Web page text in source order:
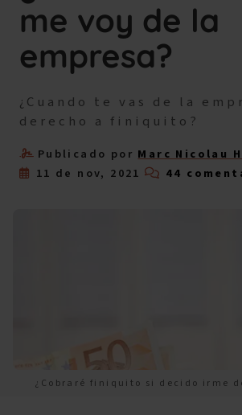
me voy de la
empresa?
¿Cuando te vas de la
derecho a finiquito?
Publicado por Marc Nicolau
11 de nov, 2021
44
¿Cobraré finiquito si decido irme